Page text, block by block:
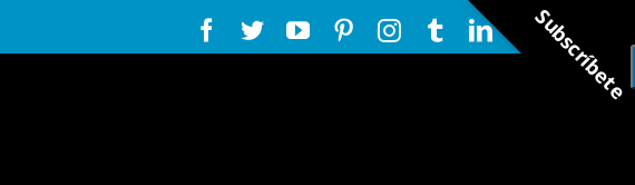
Facebook
TwitterYouTubePinterestInstagram
TumblrLinkedIn
Rss
Subscríbete